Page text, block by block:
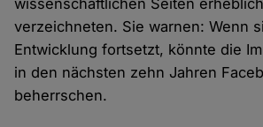
wissenschaftlichen Seiten
verzeichneten. Sie warnen: Wenn
Entwicklung fortsetzt, könnte die
in den nächsten zehn Jahren
beherrschen.